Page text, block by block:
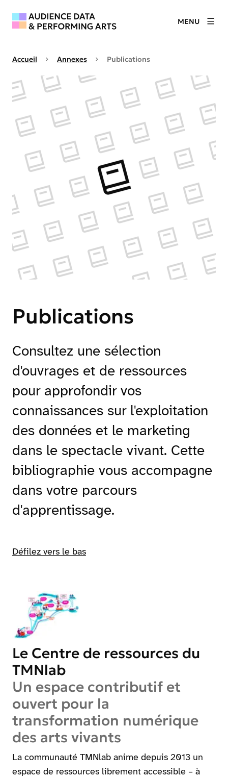
MENU
Accueil Annexes Publications
Publications
Consultez une sélection
d'ouvrages et de ressources
pour approfondir vos
connaissances sur l'exploitation
des données et le marketing
dans le spectacle vivant. Cette
bibliographie vous accompagne
dans votre parcours
d'apprentissage.
Agrandir
Défilez vers le bas
Le Centre de ressources du
TMNlab
Un espace contributif et
ouvert pour la
transformation numérique
des arts vivants
La communauté TMNlab anime depuis 2013 un
espace de ressources librement accessible – à